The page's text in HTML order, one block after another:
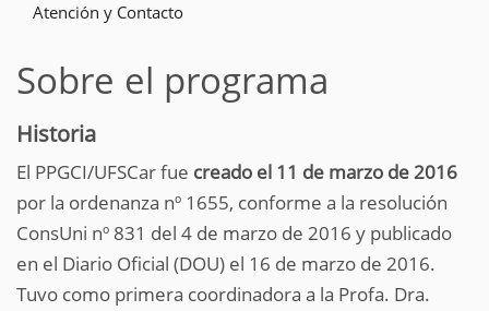
Atención y Contacto
Sobre el programa
Historia
El PPGCI/UFSCar fue creado el 11 de marzo de 2016
por la ordenanza nº 1655, conforme a la resolución
ConsUni nº 831 del 4 de marzo de 2016 y publicado
en el Diario Oficial (DOU) el 16 de marzo de 2016.
Tuvo como primera coordinadora a la Profa. Dra.